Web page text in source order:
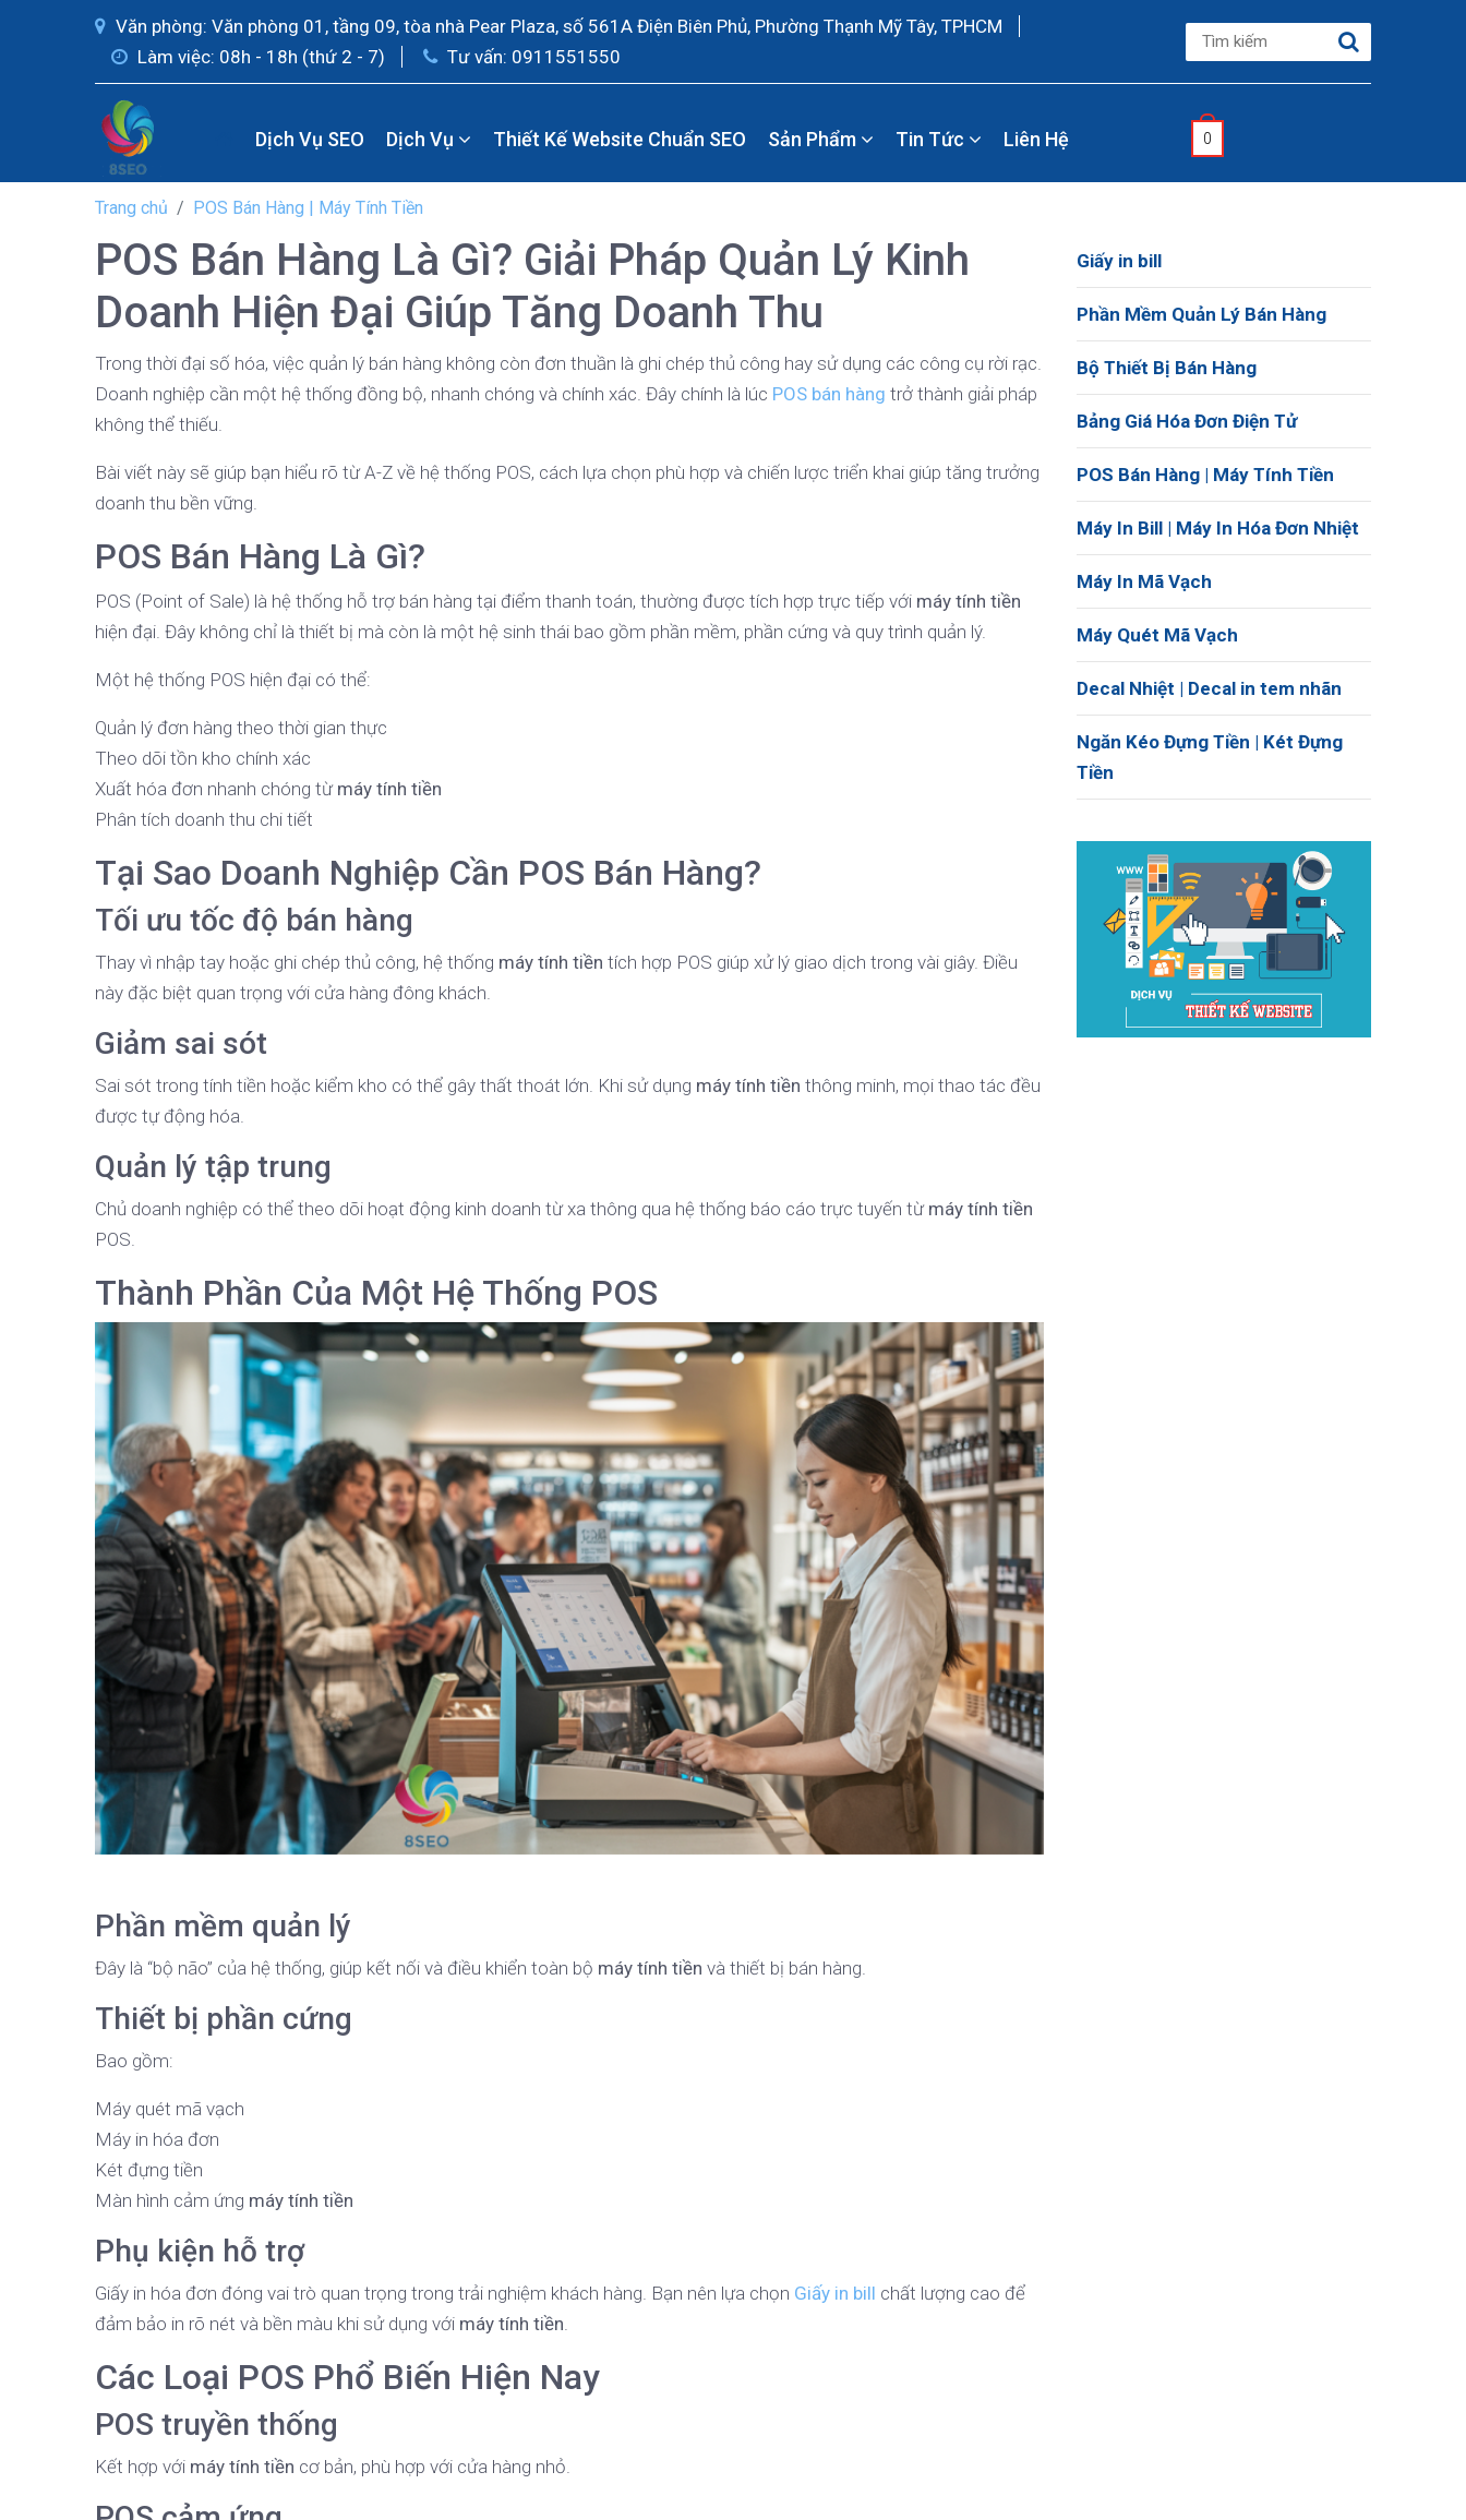
Văn phòng: Văn phòng 01, tầng 09, tòa nhà Pear Plaza, số 561A Điện Biên Phủ, Phường Thạnh Mỹ Tây, TPHCM
Làm việc: 08h - 18h (thứ 2 - 7)
Tư vấn: 0911551550
Dịch Vụ SEO Dịch Vụ Thiết Kế Website Chuẩn SEO Sản Phẩm Tin Tức Liên Hệ 0
Trang chủ POS Bán Hàng | Máy Tính Tiền
POS Bán Hàng Là Gì? Giải Pháp Quản Lý Kinh
Doanh Hiện Đại Giúp Tăng Doanh Thu
Trong thời đại số hóa, việc quản lý bán hàng không còn đơn thuần là ghi chép thủ công hay sử dụng các công cụ rời rạc.
Doanh nghiệp cần một hệ thống đồng bộ, nhanh chóng và chính xác. Đây chính là lúc POS bán hàng trở thành giải pháp
không thể thiếu.
Bài viết này sẽ giúp bạn hiểu rõ từ A-Z về hệ thống POS, cách lựa chọn phù hợp và chiến lược triển khai giúp tăng trưởng
doanh thu bền vững.
POS Bán Hàng Là Gì?
POS (Point of Sale) là hệ thống hỗ trợ bán hàng tại điểm thanh toán, thường được tích hợp trực tiếp với máy tính tiền
hiện đại. Đây không chỉ là thiết bị mà còn là một hệ sinh thái bao gồm phần mềm, phần cứng và quy trình quản lý.
Một hệ thống POS hiện đại có thể:
Quản lý đơn hàng theo thời gian thực
Theo dõi tồn kho chính xác
Xuất hóa đơn nhanh chóng từ máy tính tiền
Phân tích doanh thu chi tiết
Tại Sao Doanh Nghiệp Cần POS Bán Hàng?
Tối ưu tốc độ bán hàng
Thay vì nhập tay hoặc ghi chép thủ công, hệ thống máy tính tiền tích hợp POS giúp xử lý giao dịch trong vài giây. Điều
này đặc biệt quan trọng với cửa hàng đông khách.
Giảm sai sót
Sai sót trong tính tiền hoặc kiểm kho có thể gây thất thoát lớn. Khi sử dụng máy tính tiền thông minh, mọi thao tác đều
được tự động hóa.
Quản lý tập trung
Chủ doanh nghiệp có thể theo dõi hoạt động kinh doanh từ xa thông qua hệ thống báo cáo trực tuyến từ máy tính tiền
POS.
Thành Phần Của Một Hệ Thống POS
Phần mềm quản lý
Đây là “bộ não” của hệ thống, giúp kết nối và điều khiển toàn bộ máy tính tiền và thiết bị bán hàng.
Thiết bị phần cứng
Bao gồm:
Máy quét mã vạch
Máy in hóa đơn
Két đựng tiền
Màn hình cảm ứng máy tính tiền
Phụ kiện hỗ trợ
Giấy in hóa đơn đóng vai trò quan trọng trong trải nghiệm khách hàng. Bạn nên lựa chọn Giấy in bill chất lượng cao để
đảm bảo in rõ nét và bền màu khi sử dụng với máy tính tiền.
Các Loại POS Phổ Biến Hiện Nay
POS truyền thống
Kết hợp với máy tính tiền cơ bản, phù hợp với cửa hàng nhỏ.
Giấy in bill
Phần Mềm Quản Lý Bán Hàng
Bộ Thiết Bị Bán Hàng
Bảng Giá Hóa Đơn Điện Tử
POS Bán Hàng | Máy Tính Tiền
Máy In Bill | Máy In Hóa Đơn Nhiệt
Máy In Mã Vạch
Máy Quét Mã Vạch
Decal Nhiệt | Decal in tem nhãn
Ngăn Kéo Đựng Tiền | Két Đựng
Tiền